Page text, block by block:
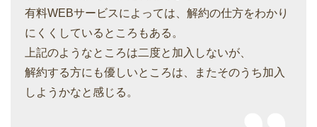
有料WEBサービスによっては、解約の仕方をわかり
にくくしているところもある。
上記のようなところは二度と加入しないが、
解約する方にも優しいところは、またそのうち加入
しようかなと感じる。